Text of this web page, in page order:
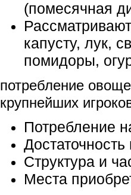
(помесячная
капусту, лук,
помидоры,
потребление
крупнейших
Потребление
Структура и
Места